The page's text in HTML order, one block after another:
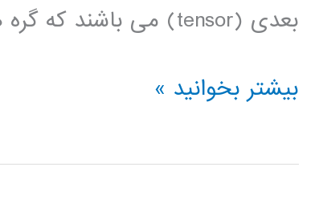
بعدی (tensor) می باشند که گره ها را به هم متصل کرده اند. ساختار […]
فیلم
فارسی
بیشتر بخوانید »